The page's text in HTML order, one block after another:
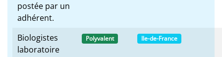
postée par un
adhérent.
Biologistes
laboratoire
Polyvalent Ile-de-France